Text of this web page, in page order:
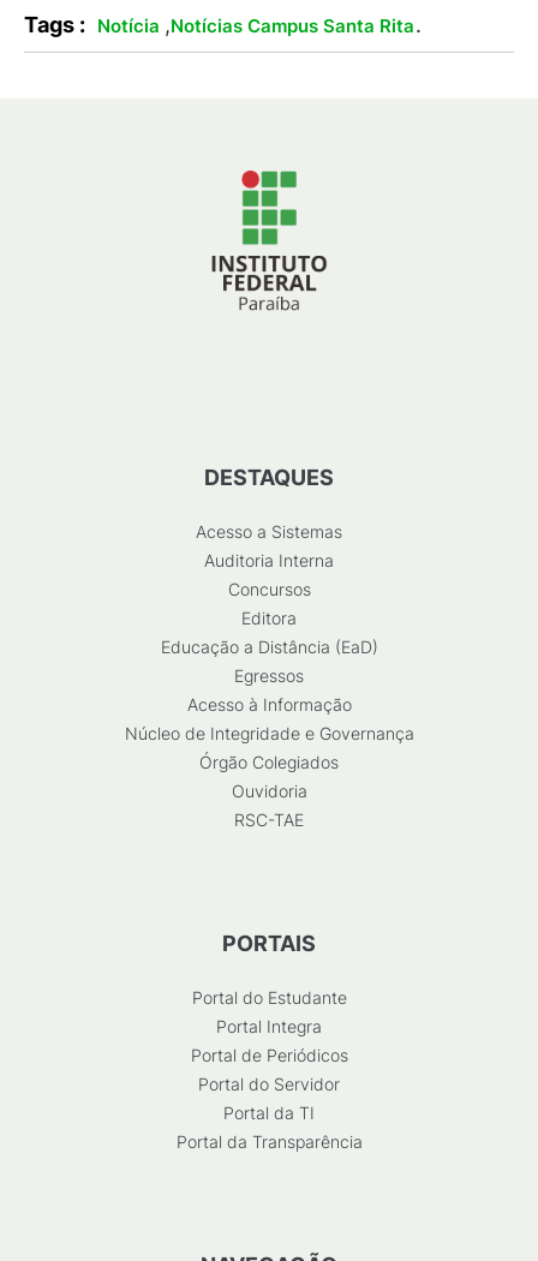
Tags : Notícia ,Notícias Campus Santa Rita.
DESTAQUES
Acesso a Sistemas
Auditoria Interna
Concursos
Editora
Educação a Distância (EaD)
Egressos
Acesso à Informação
Núcleo de Integridade e Governança
Órgão Colegiados
Ouvidoria
RSC-TAE
PORTAIS
Portal do Estudante
Portal Integra
Portal de Periódicos
Portal do Servidor
Portal da TI
Portal da Transparência